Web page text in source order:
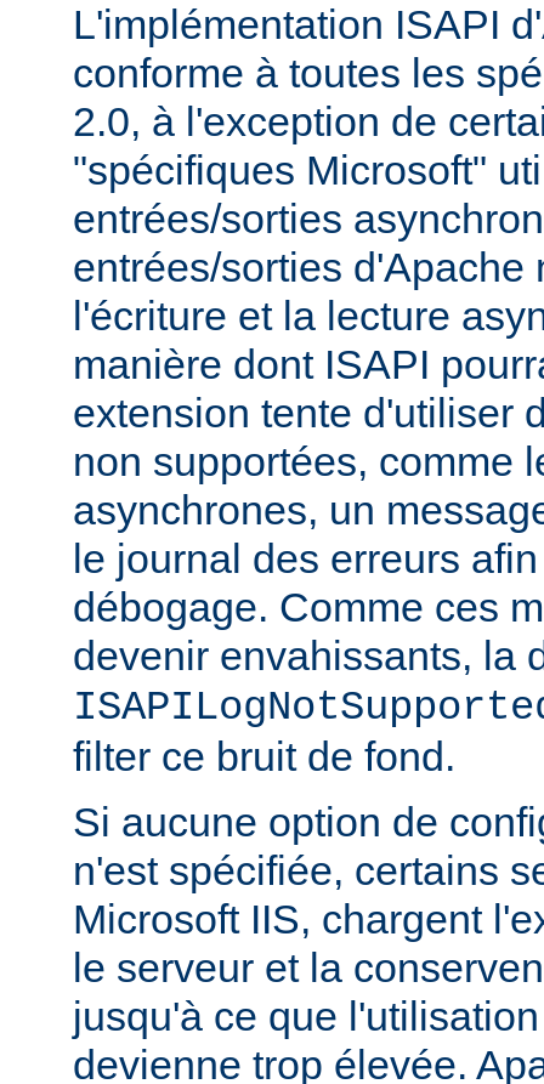
L'implémentation ISAPI
conforme à toutes les
2.0, à l'exception de
"spécifiques Microsoft"
entrées/sorties
entrées/sorties d'Apache
l'écriture et la lecture
manière dont ISAPI
extension tente d'utiliser
non supportées, comme
asynchrones, un
le journal des erreurs
débogage. Comme ces
devenir envahissants, la
filter ce bruit de fond.
Si aucune option de
n'est spécifiée, certains
Microsoft IIS, chargent
le serveur et la
jusqu'à ce que
devienne trop élevée.